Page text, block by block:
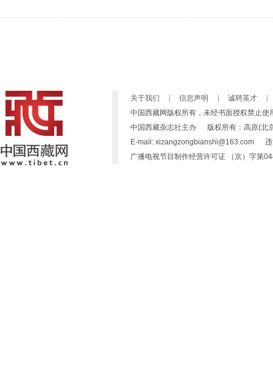
关于我们 信息声明 诚聘英才
中国西藏网版权所有，未经书面授权禁止使
中国西藏杂志社主办 版权所有：高原(北
E-mail: xizangzongbianshi@163.com 违
广播电视节目制作经营许可证 （京）字